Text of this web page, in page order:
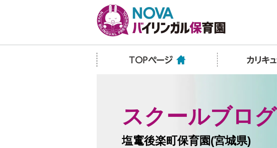
スクールブログ
塩竃後楽町保育園(宮城県)